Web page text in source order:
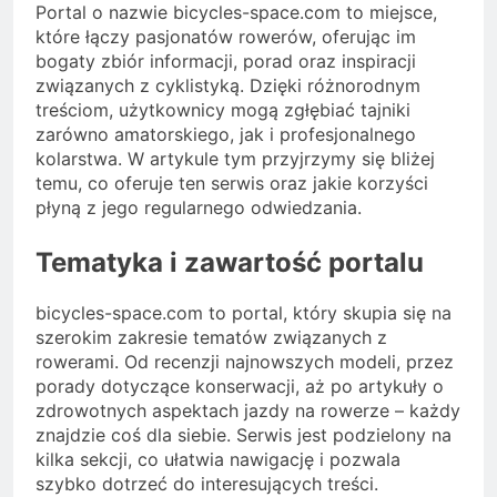
Portal o nazwie bicycles-space.com to miejsce,
które łączy pasjonatów rowerów, oferując im
bogaty zbiór informacji, porad oraz inspiracji
związanych z cyklistyką. Dzięki różnorodnym
treściom, użytkownicy mogą zgłębiać tajniki
zarówno amatorskiego, jak i profesjonalnego
kolarstwa. W artykule tym przyjrzymy się bliżej
temu, co oferuje ten serwis oraz jakie korzyści
płyną z jego regularnego odwiedzania.
Tematyka i zawartość portalu
bicycles-space.com to portal, który skupia się na
szerokim zakresie tematów związanych z
rowerami. Od recenzji najnowszych modeli, przez
porady dotyczące konserwacji, aż po artykuły o
zdrowotnych aspektach jazdy na rowerze – każdy
znajdzie coś dla siebie. Serwis jest podzielony na
kilka sekcji, co ułatwia nawigację i pozwala
szybko dotrzeć do interesujących treści.